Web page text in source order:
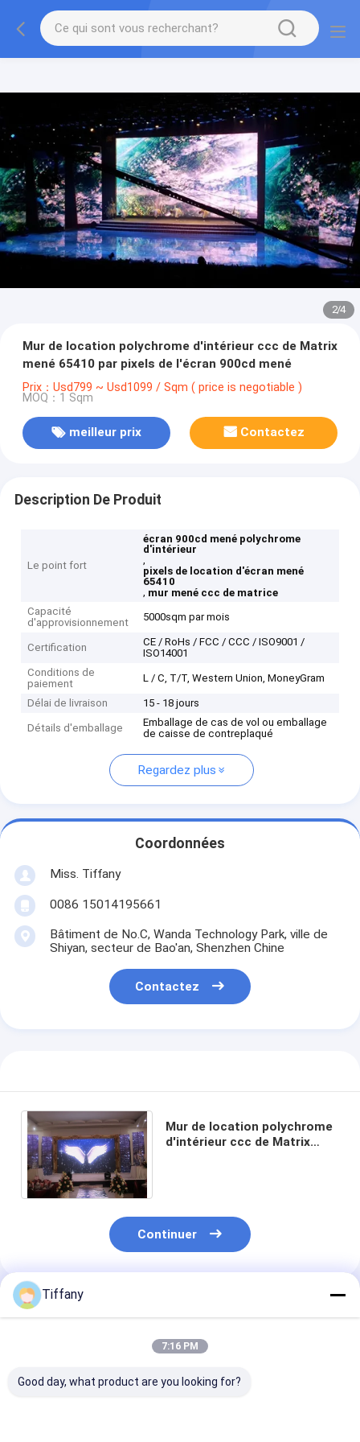
2/4
Mur de location polychrome d'intérieur ccc de Matrix
mené 65410 par pixels de l'écran 900cd mené
Prix：Usd799 ~ Usd1099 / Sqm ( price is negotiable )
MOQ：1 Sqm
meilleur prix Contactez
Description De Produit
Le point fort
écran 900cd mené polychrome
d'intérieur
,
pixels de location d'écran mené
65410
, mur mené ccc de matrice
Capacité
d'approvisionnement
5000sqm par mois
Certification
CE / RoHs / FCC / CCC / ISO9001 /
ISO14001
Conditions de
paiement
L / C, T/T, Western Union, MoneyGram
Délai de livraison 15 - 18 jours
Détails d'emballage
Emballage de cas de vol ou emballage
de caisse de contreplaqué
Regardez plus
Coordonnées
Miss. Tiffany
0086 15014195661
Bâtiment de No.C, Wanda Technology Park, ville de
Shiyan, secteur de Bao'an, Shenzhen Chine
Contactez
Mur de location polychrome
d'intérieur ccc de Matrix
Continuer
Produits Recommandés
Tiffany
7:16 PM
Good day, what product are you looking for?